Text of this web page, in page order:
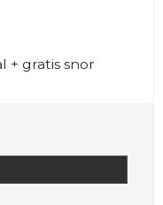
+ gratis snor